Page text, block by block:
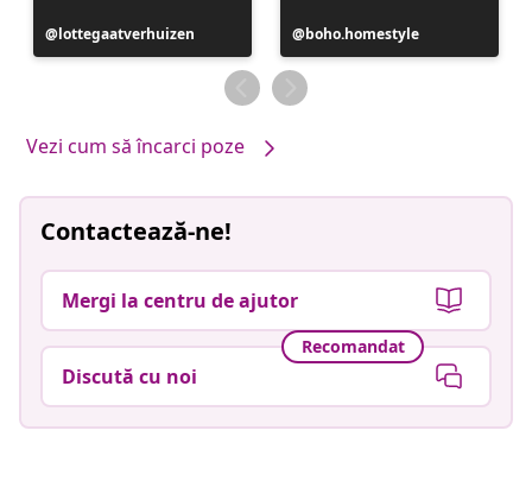
Postare
publicată
lottegaatverhuizen
Postare
publicată
de
boho.homestyle
Vezi cum să încarci poze
Contactează-ne!
Mergi la centru de ajutor
Recomandat
Discută cu noi